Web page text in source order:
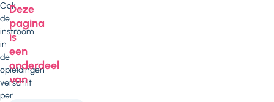
Ook
de
instroom
in
de
opleidingen
verschilt
per
Deze
pagina
is
een
onderdeel
van